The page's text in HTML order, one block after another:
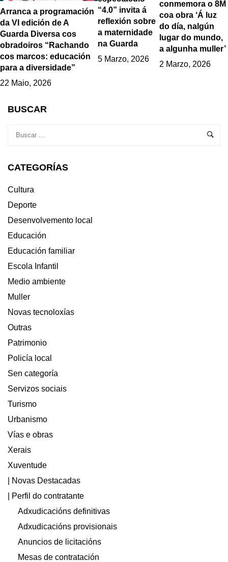
Arranca a programación
da VI edición de A
Guarda Diversa cos
obradoiros “Rachando
cos marcos: educación
para a diversidade”
22 Maio, 2026
“4.0” invita á
reflexión sobre
a maternidade
na Guarda
5 Marzo, 2026
conmemora o 8M
coa obra ‘Á luz
do día, nalgún
lugar do mundo,
a algunha muller’
2 Marzo, 2026
BUSCAR
CATEGORÍAS
Cultura
Deporte
Desenvolvemento local
Educación
Educación familiar
Escola Infantil
Medio ambiente
Muller
Novas tecnoloxías
Outras
Patrimonio
Policía local
Sen categoría
Servizos sociais
Turismo
Urbanismo
Vías e obras
Xerais
Xuventude
| Novas Destacadas
| Perfil do contratante
Adxudicacións definitivas
Adxudicacións provisionais
Anuncios de licitacións
Mesas de contratación